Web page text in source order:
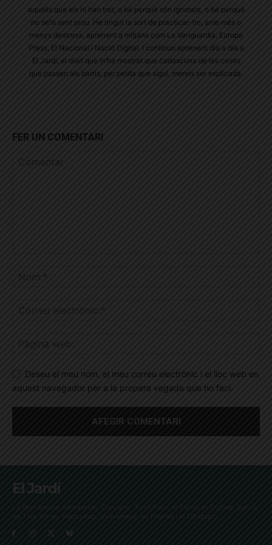
aquells que els hi han tret, o bé perquè són ignorats, o bé perquè
no se’ls sent prou. He tingut la sort de practicar-ho, amb més o
menys destresa, aprenent a mitjans com La Vanguardia, Europa
Press, El Nacional i Nació Digital. I continuo aprenent dia a dia a
El Jardí, el diari que m’ha mostrat que cadascuna de les coses
que passen als barris, per petita que sigui, mereix ser explicada.
FER UN COMENTARI
Deseu el meu nom, el meu correu electrònic i el lloc web en
aquest navegador per a la propera vegada que ho faci.
El Jardí
La Bonanova, Monterols, Galvany, Turó Parc, el Farró, el Putxet, Sarrià,
les Tres Torres, Pedralbes, Vallvidrera, les Planes i el Tibidabo